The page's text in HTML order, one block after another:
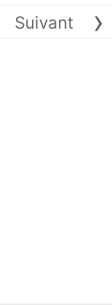
Suivant ›